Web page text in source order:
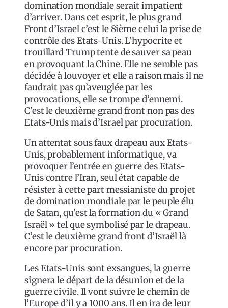
domination mondiale serait impatient
d’arriver. Dans cet esprit, le plus grand
Front d’Israel c’est le 8ième celui la prise de
contrôle des Etats-Unis. L’hypocrite et
trouillard Trump tente de sauver sa peau
en provoquant la Chine. Elle ne semble pas
décidée à louvoyer et elle a raison mais il ne
faudrait pas qu’aveuglée par les
provocations, elle se trompe d’ennemi.
C’est le deuxième grand front non pas des
Etats-Unis mais d’Israel par procuration.
Un attentat sous faux drapeau aux Etats-
Unis, probablement informatique, va
provoquer l’entrée en guerre des Etats-
Unis contre l’Iran, seul état capable de
résister à cette part messianiste du projet
de domination mondiale par le peuple élu
de Satan, qu’est la formation du « Grand
Israël » tel que symbolisé par le drapeau.
C’est le deuxième grand front d’Israël là
encore par procuration.
Les Etats-Unis sont exsangues, la guerre
signera le départ de la désunion et de la
guerre civile. Il vont suivre le chemin de
l’Europe d’il y a 1000 ans. Il en ira de leur